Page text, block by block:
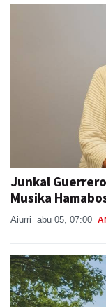
Junkal
Musika
Aiurri abu 05, 07:00